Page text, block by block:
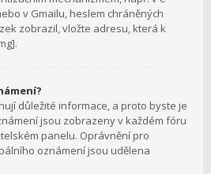
v Gmailu, heslem chráněných
zobrazil, vložte adresu, která k
důležité informace, a proto byste je
jsou zobrazeny v každém fóru
panelu. Oprávnění pro
oznámení jsou udělena